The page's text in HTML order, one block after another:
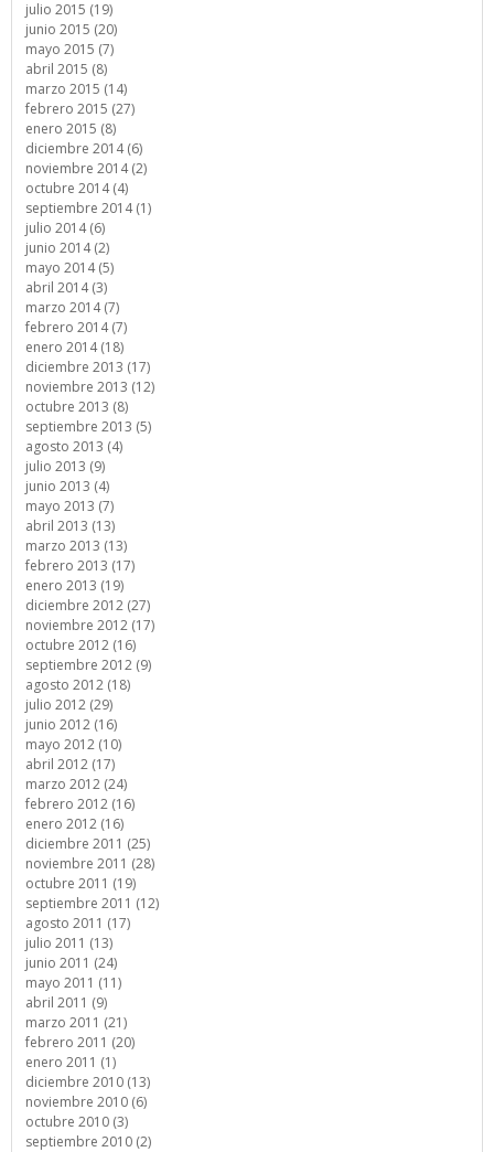
julio 2015 (19)
junio 2015 (20)
mayo 2015 (7)
abril 2015 (8)
marzo 2015 (14)
febrero 2015 (27)
enero 2015 (8)
diciembre 2014 (6)
noviembre 2014 (2)
octubre 2014 (4)
septiembre 2014 (1)
julio 2014 (6)
junio 2014 (2)
mayo 2014 (5)
abril 2014 (3)
marzo 2014 (7)
febrero 2014 (7)
enero 2014 (18)
diciembre 2013 (17)
noviembre 2013 (12)
octubre 2013 (8)
septiembre 2013 (5)
agosto 2013 (4)
julio 2013 (9)
junio 2013 (4)
mayo 2013 (7)
abril 2013 (13)
marzo 2013 (13)
febrero 2013 (17)
enero 2013 (19)
diciembre 2012 (27)
noviembre 2012 (17)
octubre 2012 (16)
septiembre 2012 (9)
agosto 2012 (18)
julio 2012 (29)
junio 2012 (16)
mayo 2012 (10)
abril 2012 (17)
marzo 2012 (24)
febrero 2012 (16)
enero 2012 (16)
diciembre 2011 (25)
noviembre 2011 (28)
octubre 2011 (19)
septiembre 2011 (12)
agosto 2011 (17)
julio 2011 (13)
junio 2011 (24)
mayo 2011 (11)
abril 2011 (9)
marzo 2011 (21)
febrero 2011 (20)
enero 2011 (1)
diciembre 2010 (13)
noviembre 2010 (6)
octubre 2010 (3)
septiembre 2010 (2)